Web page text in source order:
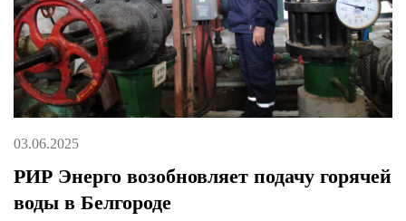
03.06.2025
РИР Энерго возобновляет подачу горячей
воды в Белгороде